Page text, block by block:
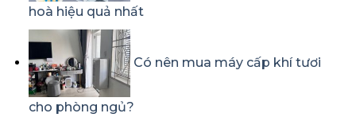
hoà hiệu quả nhất
Có nên mua máy cấp khí tươi
cho phòng ngủ?